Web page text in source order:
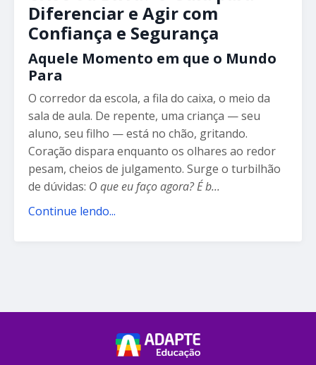
Diferenciar e Agir com
Confiança e Segurança
Aquele Momento em que o Mundo
Para
O corredor da escola, a fila do caixa, o meio da
sala de aula. De repente, uma criança — seu
aluno, seu filho — está no chão, gritando.
Coração dispara enquanto os olhares ao redor
pesam, cheios de julgamento. Surge o turbilhão
de dúvidas: O que eu faço agora? É b...
Continue lendo...